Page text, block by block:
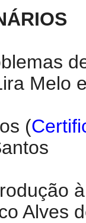
Melo
(
Alves